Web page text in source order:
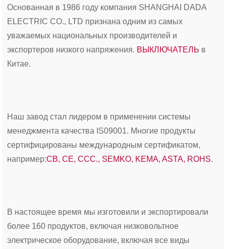
Основанная в 1986 году компания SHANGHAI DADA
ELECTRIC CO., LTD признана одним из самых
уважаемых национальных производителей и
экспортеров низкого напряжения. ВЫКЛЮЧАТЕЛЬ в
Китае.
Наш завод стал лидером в применении системы
менеджмента качества IS09001. Многие продукты
сертифицированы международным сертификатом,
например:CB, CE, CCC., SEMKO, KEMA, ASTA, ROHS.
В настоящее время мы изготовили и экспортировали
более 160 продуктов, включая низковольтное
электрическое оборудование, включая все виды